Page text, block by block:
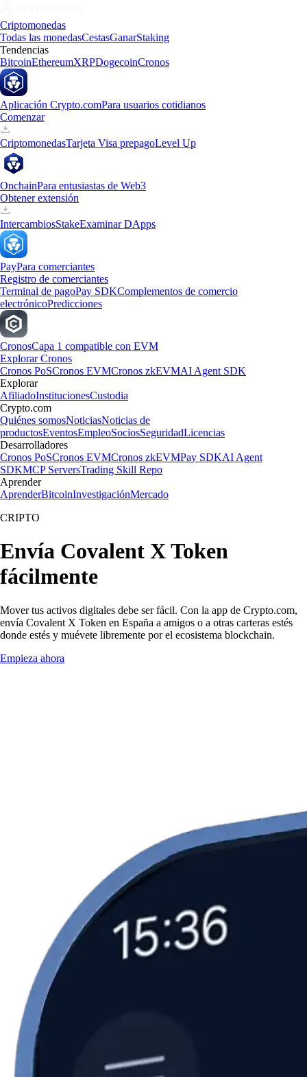
Criptomonedas
Todas las monedasCestasGanarStaking
Tendencias
BitcoinEthereumXRPDogecoinCronos
Aplicación Crypto.comPara usuarios cotidianos
Comenzar
CriptomonedasTarjeta Visa prepagoLevel Up
OnchainPara entusiastas de Web3
Obtener extensión
IntercambiosStakeExaminar DApps
PayPara comerciantes
Registro de comerciantes
Terminal de pagoPay SDKComplementos de comercio
electrónicoPredicciones
CronosCapa 1 compatible con EVM
Explorar Cronos
Cronos PoSCronos EVMCronos zkEVMAI Agent SDK
Explorar
AfiliadoInstitucionesCustodia
Crypto.com
Quiénes somosNoticiasNoticias de
productosEventosEmpleoSociosSeguridadLicencias
Desarrolladores
Cronos PoSCronos EVMCronos zkEVMPay SDKAI Agent
SDKMCP ServersTrading Skill Repo
Aprender
AprenderBitcoinInvestigaciónMercado
CRIPTO
Envía Covalent X Token
fácilmente
Mover tus activos digitales debe ser fácil. Con la app de Crypto.com,
envía Covalent X Token en España a amigos o a otras carteras estés
donde estés y muévete libremente por el ecosistema blockchain.
Empieza ahora